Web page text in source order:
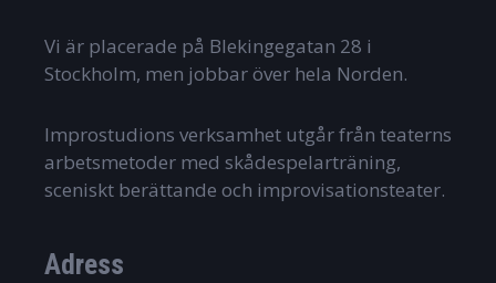
Vi är placerade på Blekingegatan 28 i
Stockholm, men jobbar över hela Norden.
Improstudions verksamhet utgår från teaterns
arbetsmetoder med skådespelarträning,
sceniskt berättande och improvisationsteater.
Adress